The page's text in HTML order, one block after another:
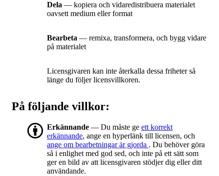
Dela — kopiera och vidaredistribuera materialet
oavsett medium eller format
Bearbeta — remixa, transformera, och bygg vidare
på materialet
Licensgivaren kan inte återkalla dessa friheter så
länge du följer licensvillkoren.
På följande villkor:
Erkännande — Du måste ge ett korrekt
erkännande, ange en hyperlänk till licensen, och
ange om bearbetningar är gjorda . Du behöver göra
så i enlighet med god sed, och inte på ett sätt som
ger en bild av att licensgivaren stödjer dig eller ditt
användande.